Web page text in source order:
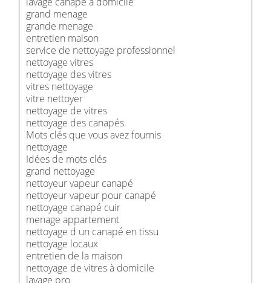
grand menage
grande menage
entretien maison
service de nettoyage professionnel
nettoyage vitres
nettoyage des vitres
vitres nettoyage
vitre nettoyer
nettoyage de vitres
nettoyage des canapés
Mots clés que vous avez fournis
nettoyage
Idées de mots clés
grand nettoyage
nettoyeur vapeur canapé
nettoyeur vapeur pour canapé
nettoyage canapé cuir
menage appartement
nettoyage d un canapé en tissu
nettoyage locaux
entretien de la maison
nettoyage de vitres à domicile
lavage pro